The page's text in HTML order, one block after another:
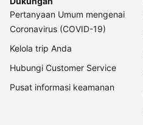
Pertanyaan Umum mengenai
Coronavirus (COVID-19)
Kelola trip Anda
Hubungi Customer Service
Pusat informasi keamanan